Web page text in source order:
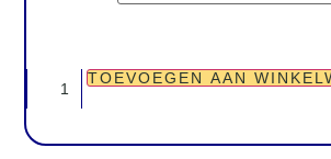
TOEVOEGEN AAN